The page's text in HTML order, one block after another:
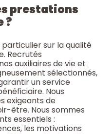
prestations
?
sur la qualité
Recrutés
auxiliaires de vie et
sélectionnés,
un service
Nous
exigeants de
être. Nous sommes
essentiels :
les motivations